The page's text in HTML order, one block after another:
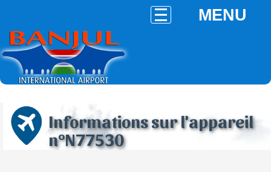
MENU
Informations sur l'appareil
n°N77530